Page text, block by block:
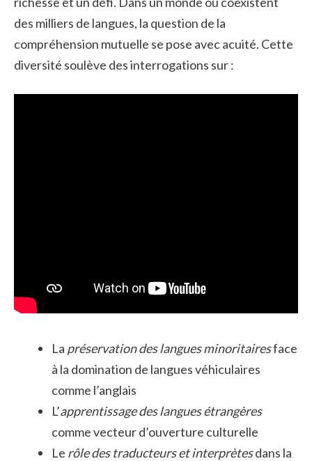
des milliers de langues, la question de la
compréhension mutuelle se pose avec acuité. Cette
diversité soulève des interrogations sur :
La préservation des langues minoritairesface
à la domination de langues véhiculaires
comme l’anglais
L’apprentissage des langues étrangères
comme vecteur d’ouverture culturelle
Le rôle des traducteurs et interprètesdans la